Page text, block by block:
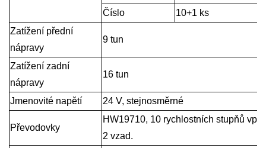
Číslo
10+1 ks
Zatížení přední
nápravy
9 tun
Zatížení zadní
nápravy
16 tun
Jmenovité napětí 24 V, stejnosměrné
Převodovky
HW19710, 10 rychlostních stupňů
2 vzad.